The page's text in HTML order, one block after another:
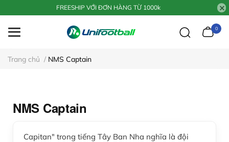
FREESHIP VỚI ĐƠN HÀNG TỪ 1000k
0
Trang chủ / NMS Captain
NMS Captain
Capitan" trong tiếng Tây Ban Nha nghĩa là đội